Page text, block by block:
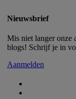
Nieuwsbrief
Mis niet langer onze
blogs! Schrijf je in
Aanmelden